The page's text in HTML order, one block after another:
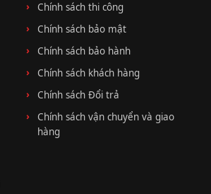
Chính sách thi công
Chính sách bảo mật
Chính sách bảo hành
Chính sách khách hàng
Chính sách Đổi trả
Chính sách vận chuyển và giao
hàng